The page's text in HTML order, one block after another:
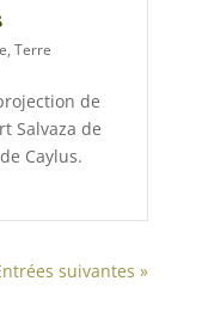
,Terre
de
Salvaza de
Caylus.
suivantes »